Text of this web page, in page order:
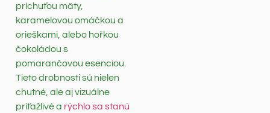
príchuťou mäty,
karamelovou omáčkou a
orieškami, alebo hořkou
čokoládou s
pomarančovou esenciou.
Tieto drobnosti sú nielen
chutné, ale aj vizuálne
príťažlivé a rýchlo sa stanú